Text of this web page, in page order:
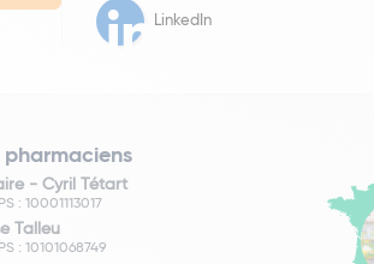
LinkedIn
pharmaciens
- Cyril Tétart
: 10001113017
Talleu
: 10101068749